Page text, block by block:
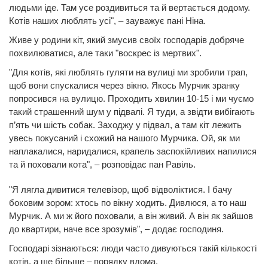
людьми іде. Там усе роздивиться та й вертається додому.
Котів наших люблять усі", – зауважує пані Ніна.
Живе у родини кіт, який змусив своїх господарів добряче
похвилюватися, але таки "воскрес із мертвих".
"Для котів, які люблять гуляти на вулиці ми зробили трап,
щоб вони спускалися через вікно. Якось Мурчик зранку
попросився на вулицю. Проходить хвилин 10-15 і ми чуємо
такий страшенний шум у підвалі. Я туди, а звідти вибігають
п’ять чи шість собак. Заходжу у підвал, а там кіт лежить
увесь покусаний і схожий на нашого Мурчика. Ой, як ми
наплакалися, наридалися, крапель заспокійливих напилися
та й поховали кота", – розповідає пан Равіль.
"Я лягла дивитися телевізор, щоб відволіктися. І бачу
боковим зором: хтось по вікну ходить. Дивлюся, а то наш
Мурчик. А ми ж його поховали, а він живий. А він як зайшов
до квартири, наче все зрозумів", – додає господиня.
Господарі зізнаються: люди часто дивуються такій кількості
котів, а ще більше – порядку вдома.